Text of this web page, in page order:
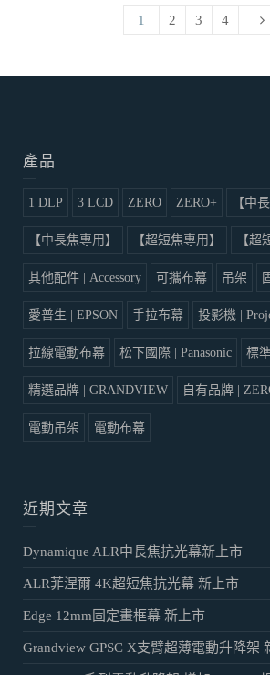
1 2 3 4
產品
1 DLP 3 LCD ZERO ZERO+ 【中
【中長焦專用】 【超短焦專用】 【超
其他配件 | Accessory 可攜布幕 吊架
愛普生 | EPSON 手拉布幕 投影機 |
拉線電動布幕 松下國際 | Panasonic 標
精選品牌 | GRANDVIEW 自有品牌 |
電動吊架 電動布幕
近期文章
Dynamique ALR中長焦抗光幕新上市
ALR菲涅爾 4K超短焦抗光幕 新上市
Edge 12mm固定畫框幕 新上市
Grandview GPSC X支臂超薄電動升降架